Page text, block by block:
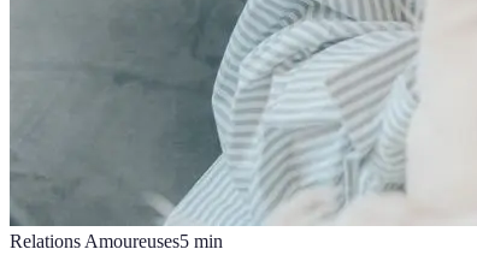
Relations Amoureuses5 min